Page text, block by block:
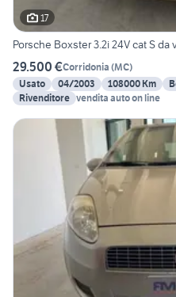
17
Porsche Boxster 3.2i 24V cat S da
29.500 €Corridonia (MC)
Usato
04/2003 108000 Km
Rivenditore vendita auto on line